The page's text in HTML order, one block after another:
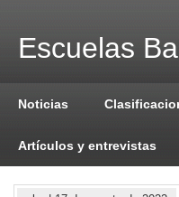
Escuelas
Noticias
Artículos y entrevistas